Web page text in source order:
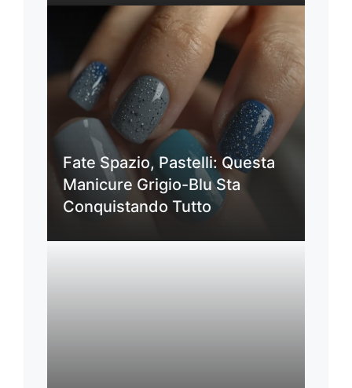
Fate Spazio, Pastelli: Questa
Manicure Grigio-Blu Sta
Conquistando Tutto